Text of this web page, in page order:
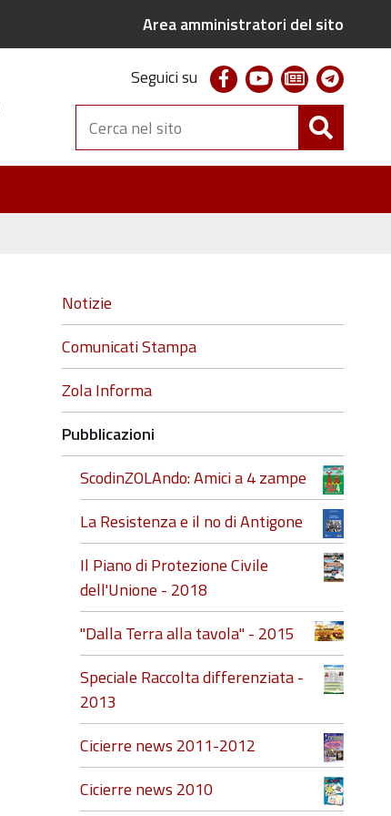
Area amministratori del sito
Seguici su facebookyoutubenewsletter
Cerca
nel
sito
Navigazione
Notizie
Comunicati Stampa
Zola Informa
Pubblicazioni
ScodinZOLAndo: Amici a 4 zampe
La Resistenza e il no di Antigone
Il Piano di Protezione Civile
dell'Unione - 2018
"Dalla Terra alla tavola" - 2015
Speciale Raccolta differenziata -
2013
Cicierre news 2011-2012
Cicierre news 2010